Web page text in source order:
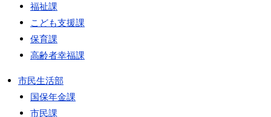
福祉課
こども支援課
保育課
高齢者幸福課
市民生活部
国保年金課
市民課